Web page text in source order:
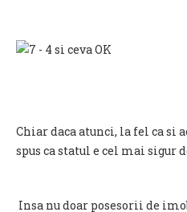
Chiar daca atunci, la fel ca
spus ca statul e cel mai sigur
Insa nu doar posesorii de